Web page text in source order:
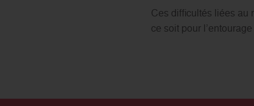
Ces difficultés liées au
ce soit pour